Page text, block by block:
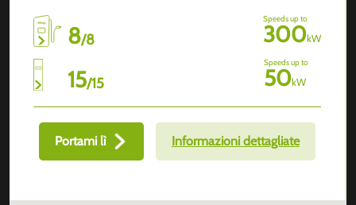
8/8
Speeds up to
300kW
15/15
Speeds up to
50kW
Portami lì Informazioni dettagliate